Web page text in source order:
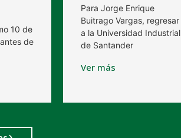
10 de
de
Para Jorge Enrique
Buitrago Vargas, regresar
a la Universidad Industrial
de Santander
Ver más